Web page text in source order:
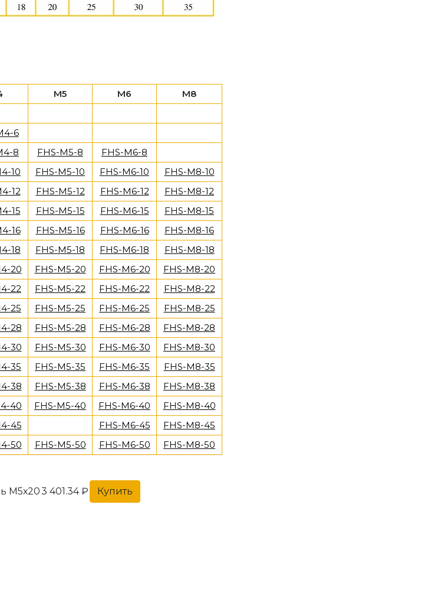
M5 M6
M8
6
8 FHS-M5-8
FHS-M6-8
10 FHS-M5-10 FHS-M6-10
FHS-M8-10
12 FHS-M5-12 FHS-M6-12
FHS-M8-12
15 FHS-M5-15 FHS-M6-15
FHS-M8-15
16 FHS-M5-16 FHS-M6-16
FHS-M8-16
18 FHS-M5-18 FHS-M6-18
FHS-M8-18
20 FHS-M5-20 FHS-M6-20
FHS-M8-20
22 FHS-M5-22 FHS-M6-22
FHS-M8-22
25 FHS-M5-25 FHS-M6-25
FHS-M8-25
28 FHS-M5-28 FHS-M6-28
FHS-M8-28
30 FHS-M5-30 FHS-M6-30
FHS-M8-30
35 FHS-M5-35 FHS-M6-35
FHS-M8-35
38 FHS-M5-38 FHS-M6-38
FHS-M8-38
40 FHS-M5-40 FHS-M6-40
FHS-M8-40
45 FHS-M6-45
FHS-M8-45
50 FHS-M5-50 FHS-M6-50 FHS-M8-50
М5х203 401.34 ₽
Купить